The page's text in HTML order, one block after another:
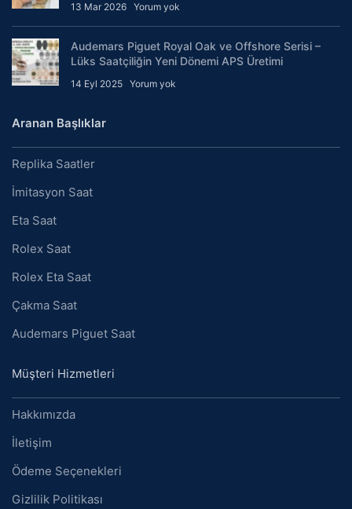
13 Mar 2026 Yorum yok
Audemars Piguet Royal Oak ve Offshore Serisi –
Lüks Saatçiliğin Yeni Dönemi APS Üretimi
14 Eyl 2025 Yorum yok
Aranan Başlıklar
Replika Saatler
İmitasyon Saat
Eta Saat
Rolex Saat
Rolex Eta Saat
Çakma Saat
Audemars Piguet Saat
Müşteri Hizmetleri
Hakkımızda
İletişim
Ödeme Seçenekleri
Gizlilik Politikası